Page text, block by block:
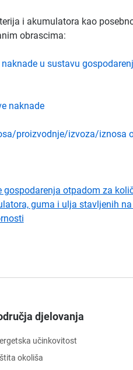
i akumulatora kao
obrascima:
u sustavu
naknade
proizvodnje/izvoza/iznosa
otpadom za
guma i ulja stavljenih
djelovanja
učinkovitost
okoliša